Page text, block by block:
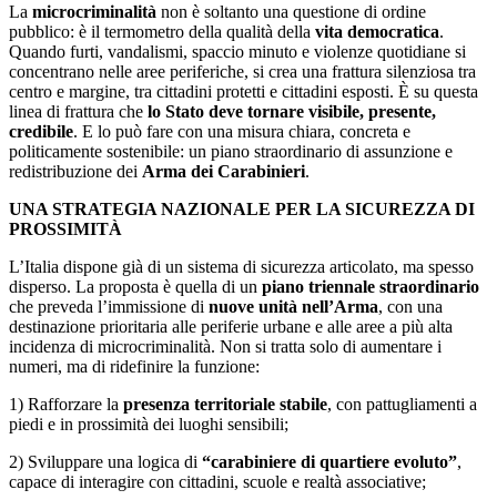
La microcriminalità non è soltanto una questione di ordine
pubblico: è il termometro della qualità della vita democratica.
Quando furti, vandalismi, spaccio minuto e violenze quotidiane si
concentrano nelle aree periferiche, si crea una frattura silenziosa tra
centro e margine, tra cittadini protetti e cittadini esposti. È su questa
linea di frattura che lo Stato deve tornare visibile, presente,
credibile. E lo può fare con una misura chiara, concreta e
politicamente sostenibile: un piano straordinario di assunzione e
redistribuzione dei Arma dei Carabinieri.
UNA STRATEGIA NAZIONALE PER LA SICUREZZA DI
PROSSIMITÀ
L’Italia dispone già di un sistema di sicurezza articolato, ma spesso
disperso. La proposta è quella di un piano triennale straordinario
che preveda l’immissione di nuove unità nell’Arma, con una
destinazione prioritaria alle periferie urbane e alle aree a più alta
incidenza di microcriminalità. Non si tratta solo di aumentare i
numeri, ma di ridefinire la funzione:
1) Rafforzare la presenza territoriale stabile, con pattugliamenti a
piedi e in prossimità dei luoghi sensibili;
2) Sviluppare una logica di “carabiniere di quartiere evoluto”,
capace di interagire con cittadini, scuole e realtà associative;